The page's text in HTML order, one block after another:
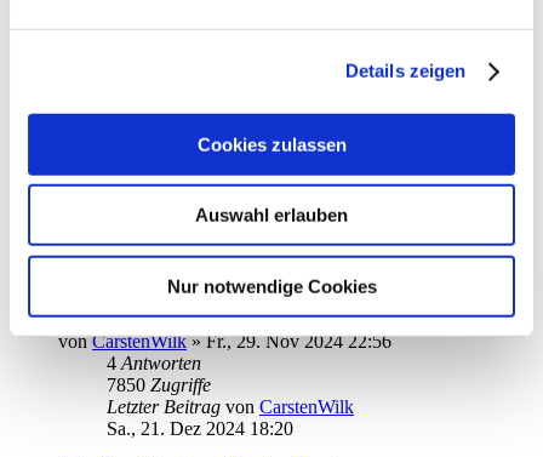
Details zeigen
Cookies zulassen
Auswahl erlauben
Nur notwendige Cookies
vongspas»Fr., 20. Dez 2024 09:27
Antworten
Letzter Beitragvongspas
Sa., 21. Dez 2024 20:27
Kreditkarten Abfrage - keine Dokumentenordner gefunden
vonCarstenWilk»Fr., 29. Nov 2024 22:56
4 Antworten
7850 Zugriffe
Letzter Beitrag von CarstenWilk
Sa., 21. Dez 2024 18:20